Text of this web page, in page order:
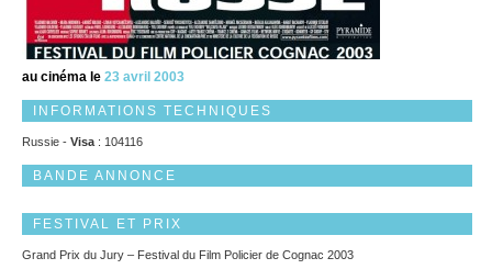
au cinéma le 23 avril 2003
INFORMATIONS TECHNIQUES
Russie - Visa : 104116
BANDE ANNONCE
FESTIVAL ET PRIX
Grand Prix du Jury – Festival du Film Policier de Cognac 2003